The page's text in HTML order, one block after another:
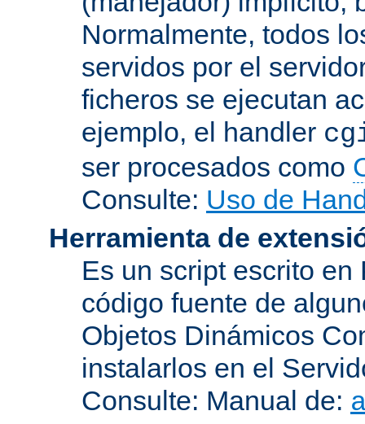
Normalmente, todos
servidos por el
ficheros se ejecutan
ejemplo, el handler
ser procesados como
Consulte: Uso de
Herramienta de
Es un script escrito
código fuente de
Objetos Dinámicos
instalarlos en el
Consulte: Manual de: